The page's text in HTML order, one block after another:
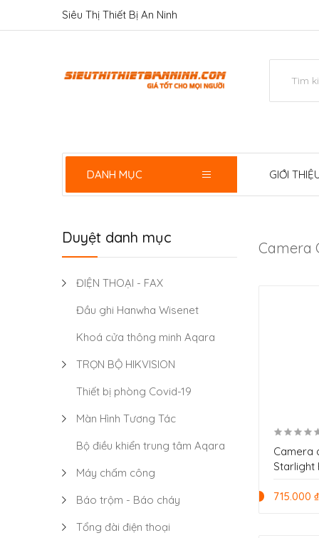
Siêu Thị Thiết Bị An Ninh
DANH MỤC GIỚI
Duyệt danh mục
ĐIỆN THOẠI - FAX
Đầu ghi Hanwha Wisenet
Khoá cửa thông minh Aqara
TRỌN BỘ HIKVISION
Thiết bị phòng Covid-19
Màn Hình Tương Tác
Bộ điều khiển trung tâm Aqara
Máy chấm công
Báo trộm - Báo cháy
Tổng đài điện thoại
Camera
Camera
Starlight
715.000 ₫